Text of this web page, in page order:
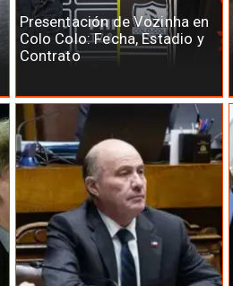
Presentación de Vozinha en
Colo Colo: Fecha, Estadio y
Contrato